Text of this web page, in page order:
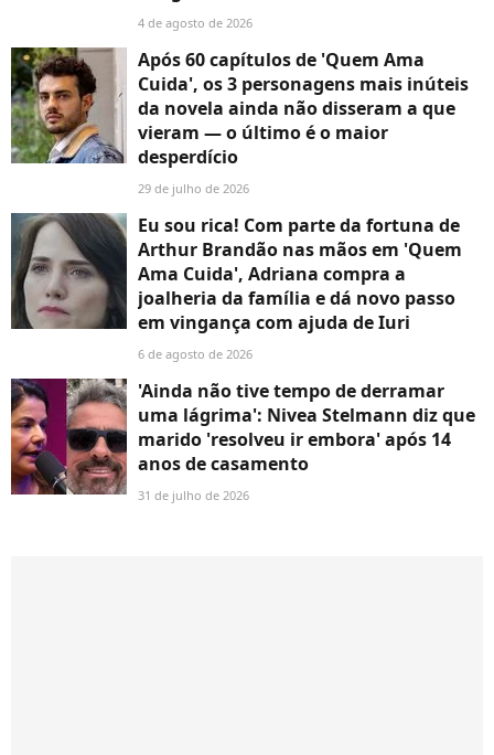
4 de agosto de 2026
Após 60 capítulos de 'Quem Ama
Cuida', os 3 personagens mais inúteis
da novela ainda não disseram a que
vieram — o último é o maior
desperdício
29 de julho de 2026
Eu sou rica! Com parte da fortuna de
Arthur Brandão nas mãos em 'Quem
Ama Cuida', Adriana compra a
joalheria da família e dá novo passo
em vingança com ajuda de Iuri
6 de agosto de 2026
'Ainda não tive tempo de derramar
uma lágrima': Nivea Stelmann diz que
marido 'resolveu ir embora' após 14
anos de casamento
31 de julho de 2026